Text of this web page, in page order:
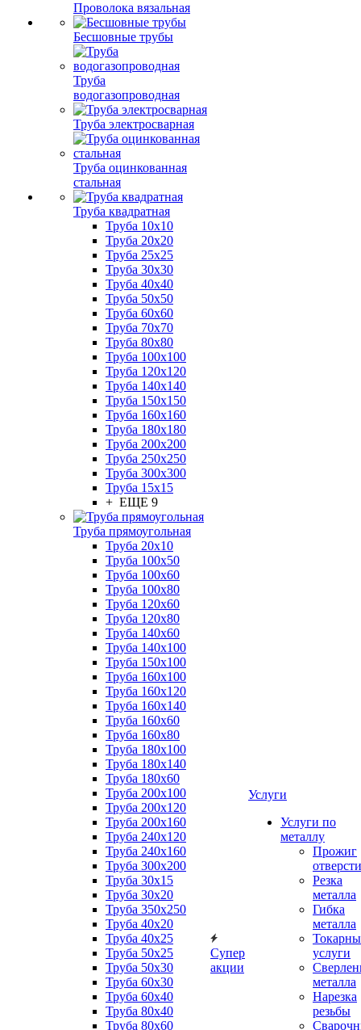
Проволока вязальная
Бесшовные трубы
Труба
водогазопроводная
Труба электросварная
Труба оцинкованная
стальная
Труба квадратная
Труба 10x10
Труба 20x20
Труба 25x25
Труба 30x30
Труба 40x40
Труба 50x50
Труба 60x60
Труба 70x70
Труба 80x80
Труба 100x100
Труба 120x120
Труба 140x140
Труба 150x150
Труба 160x160
Труба 180x180
Труба 200x200
Труба 250x250
Труба 300x300
Труба 15x15
+ ЕЩЕ 9
Труба прямоугольная
Труба 20x10
Труба 100x50
Труба 100x60
Труба 100x80
Труба 120x60
Труба 120x80
Труба 140x60
Труба 140x100
Труба 150x100
Труба 160x100
Труба 160x120
Труба 160x140
Труба 160x60
Труба 160x80
Труба 180x100
Труба 180x140
Труба 180x60
Труба 200x100
Труба 200x120
Труба 200x160
Труба 240x120
Труба 240x160
Труба 300x200
Труба 30x15
Труба 30x20
Труба 350x250
Труба 40x20
Труба 40x25
Труба 50x25
Труба 50x30
Труба 60x30
Труба 60x40
Труба 80x40
Труба 80x60
Супер
акции
Услуги
Услуги по
металлу
Прожиг
Резка
металла
Гибка
металла
услуги
металла
Нарезка
резьбы